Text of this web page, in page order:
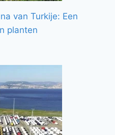
van Turkije: Een
planten